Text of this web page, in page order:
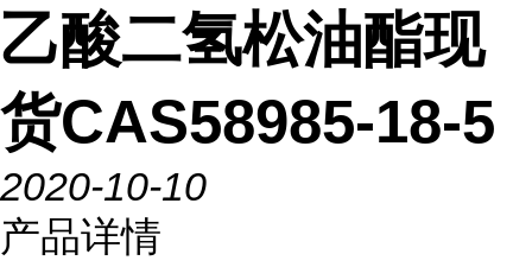
乙酸二氢松油酯现
货CAS58985-18-5
2020-10-10
产品详情